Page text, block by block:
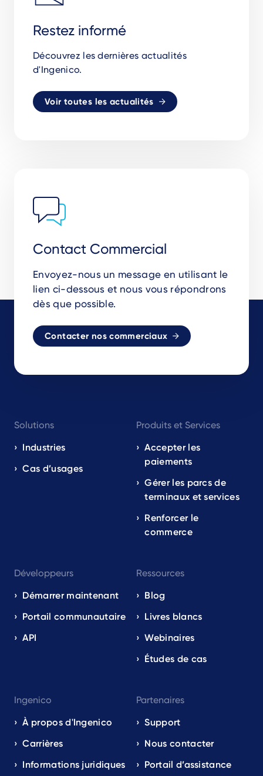
Restez informé
Découvrez les dernières actualités
d'Ingenico.
Voir toutes les actualités
Contact Commercial
Envoyez-nous un message en utilisant le
lien ci-dessous et nous vous répondrons
dès que possible.
Contacter nos commerciaux
navigation
EN
Solutions
Industries
Cas d’usages
Produits et Services
Accepter les
paiements
Gérer les parcs de
terminaux et services
Renforcer le
commerce
Développeurs
Démarrer maintenant
Portail communautaire
API
Ressources
Blog
Livres blancs
Webinaires
Études de cas
Ingenico
À propos d'Ingenico
Carrières
Informations juridiques
Partenaires
Support
Nous contacter
Portail d’assistance